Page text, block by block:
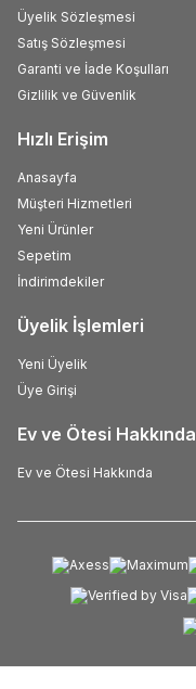
Üyelik Sözleşmesi
Satış Sözleşmesi
Garanti ve İade Koşulları
Gizlilik ve Güvenlik
Hızlı Erişim
Anasayfa
Müşteri Hizmetleri
Yeni Ürünler
Sepetim
İndirimdekiler
Üyelik İşlemleri
Yeni Üyelik
Üye Girişi
Ev ve Ötesi Hakkında
Ev ve Ötesi Hakkında